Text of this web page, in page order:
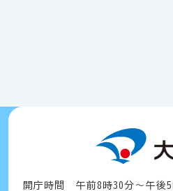
開庁時間 午前8時30分～午後5